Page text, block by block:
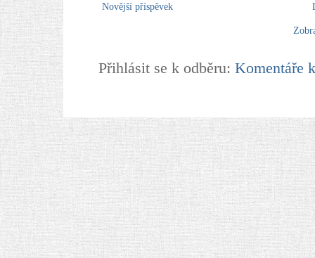
Novější příspěvek
Přihlásit se k odběru: Komentáře